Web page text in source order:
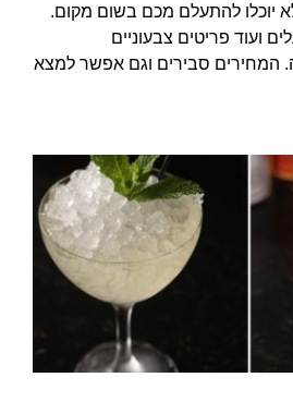
יוכלו להתעלם מכם בשום מקום.
ועוד פריטים צבעוניים
המחירים סבירים וגם אפשר למצא